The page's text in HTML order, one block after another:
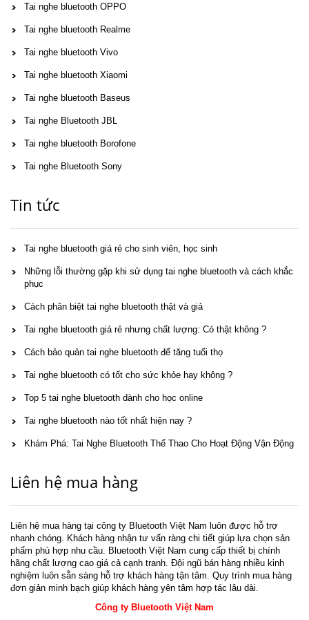
Tai nghe bluetooth OPPO
Tai nghe bluetooth Realme
Tai nghe bluetooth Vivo
Tai nghe bluetooth Xiaomi
Tai nghe bluetooth Baseus
Tai nghe Bluetooth JBL
Tai nghe bluetooth Borofone
Tai nghe Bluetooth Sony
Tin tức
Tai nghe bluetooth giá rẻ cho sinh viên, học sinh
Những lỗi thường gặp khi sử dụng tai nghe bluetooth và cách khắc
phục
Cách phân biệt tai nghe bluetooth thật và giả
Tai nghe bluetooth giá rẻ nhưng chất lượng: Có thật không ?
Cách bảo quản tai nghe bluetooth để tăng tuổi thọ
Tai nghe bluetooth có tốt cho sức khỏe hay không ?
Top 5 tai nghe bluetooth dành cho học online
Tai nghe bluetooth nào tốt nhất hiện nay ?
Khám Phá: Tai Nghe Bluetooth Thể Thao Cho Hoạt Động Vận Động
Liên hệ mua hàng
Liên hệ mua hàng tại công ty Bluetooth Việt Nam luôn được hỗ trợ
nhanh chóng. Khách hàng nhận tư vấn ràng chi tiết giúp lựa chọn sản
phẩm phù hợp nhu cầu. Bluetooth Việt Nam cung cấp thiết bị chính
hãng chất lượng cao giá cả cạnh tranh. Đội ngũ bán hàng nhiều kinh
nghiệm luôn sẵn sàng hỗ trợ khách hàng tận tâm. Quy trình mua hàng
đơn giản minh bạch giúp khách hàng yên tâm hợp tác lâu dài.
Công ty Bluetooth Việt Nam